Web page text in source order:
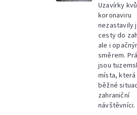
Uzavírky
koronaviru
nezastavily
cesty do
ale i
směrem.
jsou
místa, která
běžné
zahraniční
návštěvníci.